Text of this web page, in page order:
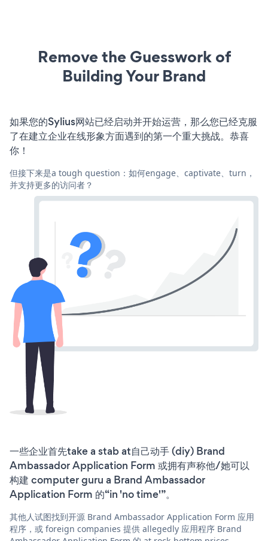
Remove the Guesswork of
Building Your Brand
如果您的Sylius网站已经启动并开始运营，那么您已经克服
了在建立企业在线形象方面遇到的第一个重大挑战。恭喜
你！
但接下来是a tough question：如何engage、captivate、turn，
并支持更多的访问者？
一些企业首先take a stab at自己动手 (diy) Brand
Ambassador Application Form 或拥有声称他/她可以
构建 computer guru a Brand Ambassador
Application Form 的“in 'no time'”。
其他人试图找到开源 Brand Ambassador Application Form 应用
程序，或 foreign companies 提供 allegedly 应用程序 Brand